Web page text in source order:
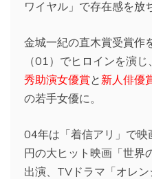
ワイヤル」で存在感を放
金城一紀の直木賞受賞作
（01）でヒロインを演
秀助演女優賞と 新人俳優
の若手女優に。
04年は「着信アリ」で
円の大ヒット映画「世界
出演、TVドラマ「オレ